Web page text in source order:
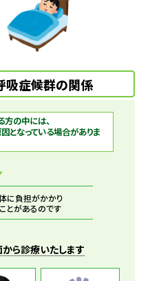
吸症候群の関係
の中には、
なっている場合がありま
に負担がかかり
とがあるのです
ら診療いたします